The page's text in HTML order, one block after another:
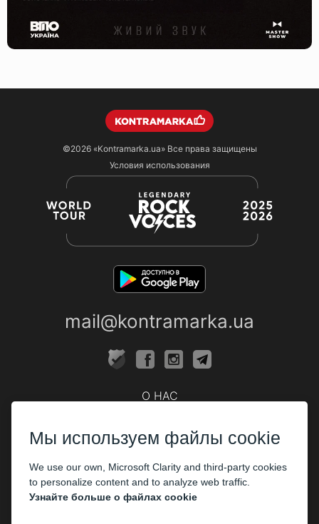
©2026 «Kontramarka.ua»Все права защищены
Условия использования
mail@kontramarka.ua
О НАС
ПАРТНЕРАМ
Организаторам
Корпоративным клиентам
Мы используем файлы cookie
We use our own, Microsoft Clarity and third-party cookies
to personalize content and to analyze web traffic.
Узнайте больше о файлах cookie